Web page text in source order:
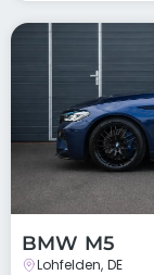
BMW M5
Lohfelden, DE